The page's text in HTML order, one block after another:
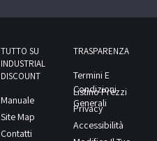
TUTTO SU
INDUSTRIAL
DISCOUNT
Manuale
Site Map
Contatti
TRASPARENZA
Termini E
Condizioni
Generali
Listino Prezzi
Privacy
Accessibilità